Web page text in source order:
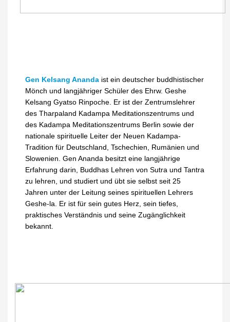
Gen Kelsang Ananda ist ein deutscher buddhistischer
Mönch und langjähriger Schüler des Ehrw. Geshe
Kelsang Gyatso Rinpoche. Er ist der Zentrumslehrer
des Tharpaland Kadampa Meditationszentrums und
des Kadampa Meditationszentrums Berlin sowie der
nationale spirituelle Leiter der Neuen Kadampa-
Tradition für Deutschland, Tschechien, Rumänien und
Slowenien. Gen Ananda besitzt eine langjährige
Erfahrung darin, Buddhas Lehren von Sutra und Tantra
zu lehren, und studiert und übt sie selbst seit 25
Jahren unter der Leitung seines spirituellen Lehrers
Geshe-la. Er ist für sein gutes Herz, sein tiefes,
praktisches Verständnis und seine Zugänglichkeit
bekannt.